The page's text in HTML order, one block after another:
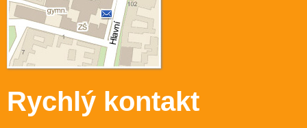
Rychlý kontakt